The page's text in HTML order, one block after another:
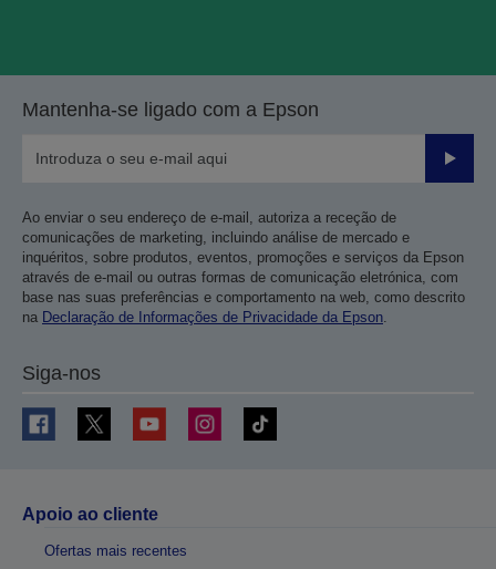
Mantenha-se ligado com a Epson
Enviar
Ao enviar o seu endereço de e-mail, autoriza a receção de
comunicações de marketing, incluindo análise de mercado e
inquéritos, sobre produtos, eventos, promoções e serviços da Epson
através de e-mail ou outras formas de comunicação eletrónica, com
base nas suas preferências e comportamento na web, como descrito
na Declaração de Informações de Privacidade da Epson.
Siga-nos
Apoio ao cliente
Ofertas mais recentes